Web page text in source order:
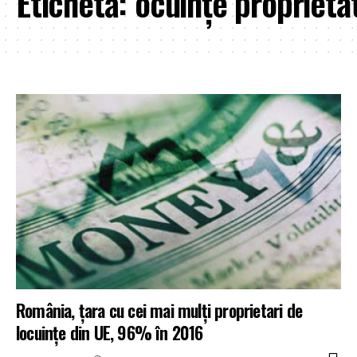
România, țara cu cei mai mulți proprietari de
locuințe din UE, 96% în 2016